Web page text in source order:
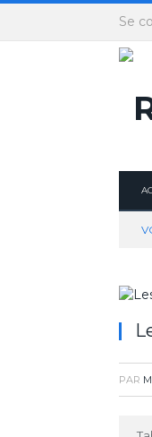
Panneau de gestion
Se
PAR